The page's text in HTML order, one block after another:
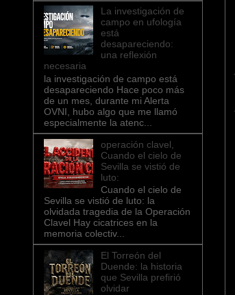
La investigación de
campo en ufología
está
desapareciendo:
una reflexión
necesaria
la investigación de campo está
desapareciendo Hace poco más
de un mes, durante mi Alerta
OVNI, hubo algo que me llamó
especialmente la atenc...
operación clavel,
Cuando el cielo de
Sevilla se vistió de
luto:
Cuando el cielo de
Sevilla se vistió de luto: la
olvidada tragedia de la Operación
Clavel ​Hay cicatrices en la
memoria colectiv...
El Torreón del
Duende: la historia
que Sevilla prefirió
olvidar